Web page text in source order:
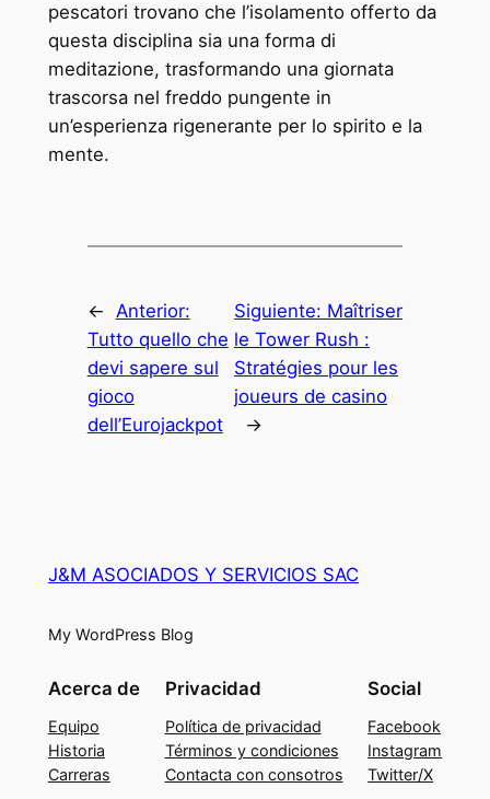
pescatori trovano che l’isolamento offerto da
questa disciplina sia una forma di
meditazione, trasformando una giornata
trascorsa nel freddo pungente in
un’esperienza rigenerante per lo spirito e la
mente.
← Anterior:
Tutto quello che
devi sapere sul
gioco
dell’Eurojackpot
Siguiente: Maîtriser
le Tower Rush :
Stratégies pour les
joueurs de casino
→
J&M ASOCIADOS Y SERVICIOS SAC
My WordPress Blog
Acerca de
Equipo
Historia
Carreras
Privacidad
Política de privacidad
Términos y condiciones
Contacta con consotros
Social
Facebook
Instagram
Twitter/X